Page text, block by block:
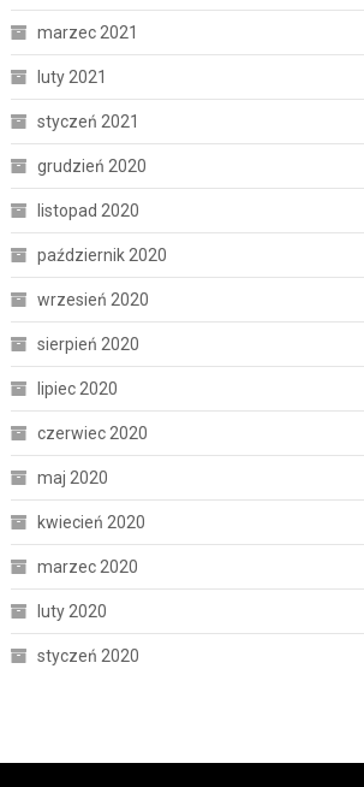
marzec 2021
luty 2021
styczeń 2021
grudzień 2020
listopad 2020
październik 2020
wrzesień 2020
sierpień 2020
lipiec 2020
czerwiec 2020
maj 2020
kwiecień 2020
marzec 2020
luty 2020
styczeń 2020